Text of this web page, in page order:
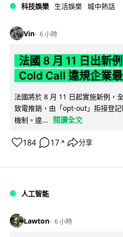
科技娛樂 生活娛樂 城中熱話
Vin 6 小時
法國 8 月 11 日出新
Cold Call 違規企業
法國將於 8 月 11 日起實施新例，
致電推銷，由「opt-out」拒接登
機制。違...
閱讀全文
184 17 ↗ 分享
人工智能
Lawton 6 小時